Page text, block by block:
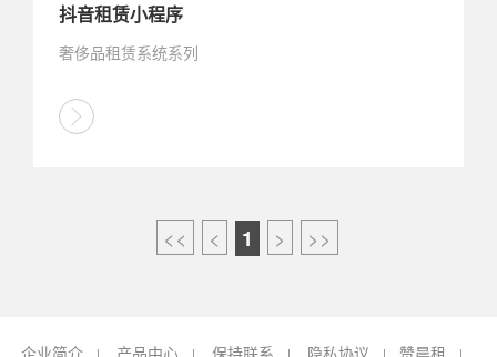
抖音租赁小程序
奢侈品租赁系统系列
<< < 1 > >>
企业简介 | 产品中心 | 保持联系 | 隐私协议 | 赞晨租 |